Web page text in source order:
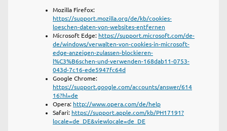
Mozilla Firefox:
https://support.mozilla.org/de/kb/cookies-
loeschen-daten-von-websites-entfernen
Microsoft Edge: https://support.microsoft.com/de-
de/windows/verwalten-von-cookies-in-microsoft-
edge-anzeigen-zulassen-blockieren-
l%C3%B6schen-und-verwenden-168dab11-0753-
043d-7c16-ede5947fc64d
Google Chrome:
https://support.google.com/accounts/answer/614
16?hl=de
Opera: http://www.opera.com/de/help
Safari: https://support.apple.com/kb/PH17191?
locale=de_DE&viewlocale=de_DE